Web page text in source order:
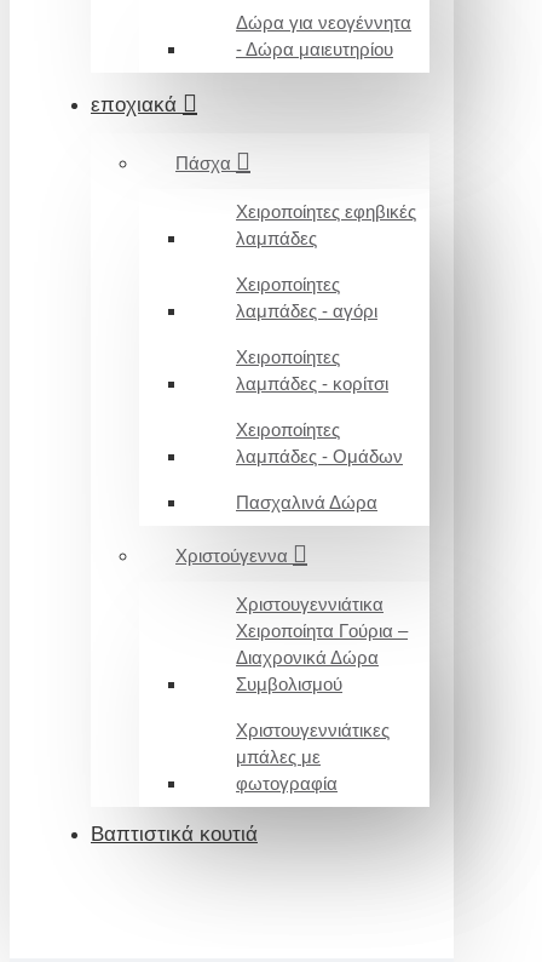
Δώρα για νεογέννητα
- Δώρα μαιευτηρίου
εποχιακά
Πάσχα
Χειροποίητες εφηβικές
λαμπάδες
Χειροποίητες
λαμπάδες - αγόρι
Χειροποίητες
λαμπάδες - κορίτσι
Χειροποίητες
λαμπάδες - Ομάδων
Πασχαλινά Δώρα
Χριστούγεννα
Χριστουγεννιάτικα
Χειροποίητα Γούρια –
Διαχρονικά Δώρα
Συμβολισμού
Χριστουγεννιάτικες
μπάλες με
φωτογραφία
Βαπτιστικά κουτιά